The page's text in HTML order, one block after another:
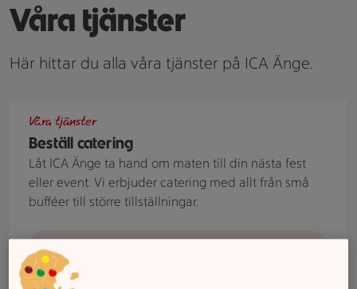
Våra tjänster
Här hittar du alla våra tjänster på ICA Änge.
Beställ catering
Våra tjänster
Låt ICA Änge ta hand om maten till din nästa fest
eller event. Vi erbjuder catering med allt från små
bufféer till större tillställningar.